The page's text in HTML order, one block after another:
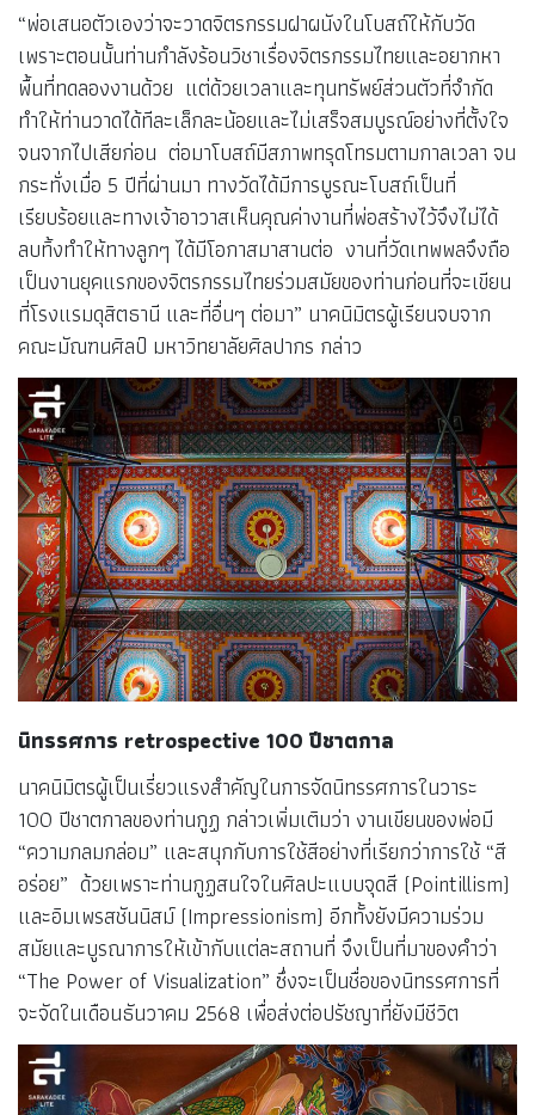
“พ่อเสนอตัวเองว่าจะวาดจิตรกรรมฝาผนังในโบสถ์ให้กับวัด
เพราะตอนนั้นท่านกำลังร้อนวิชาเรื่องจิตรกรรมไทยและอยากหา
พื้นที่ทดลองงานด้วย แต่ด้วยเวลาและทุนทรัพย์ส่วนตัวที่จำกัด
ทำให้ท่านวาดได้ทีละเล็กละน้อยและไม่เสร็จสมบูรณ์อย่างที่ตั้งใจ
จนจากไปเสียก่อน ต่อมาโบสถ์มีสภาพทรุดโทรมตามกาลเวลา จน
กระทั่งเมื่อ 5 ปีที่ผ่านมา ทางวัดได้มีการบูรณะโบสถ์เป็นที่
เรียบร้อยและทางเจ้าอาวาสเห็นคุณค่างานที่พ่อสร้างไว้จึงไม่ได้
ลบทิ้งทำให้ทางลูกๆ ได้มีโอกาสมาสานต่อ งานที่วัดเทพพลจึงถือ
เป็นงานยุคแรกของจิตรกรรมไทยร่วมสมัยของท่านก่อนที่จะเขียน
ที่โรงแรมดุสิตธานี และที่อื่นๆ ต่อมา” นาคนิมิตรผู้เรียนจบจาก
คณะมัณฑนศิลป์ มหาวิทยาลัยศิลปากร กล่าว
นิทรรศการ retrospective 100 ปีชาตกาล
นาคนิมิตรผู้เป็นเรี่ยวแรงสำคัญในการจัดนิทรรศการในวาระ
100 ปีชาตกาลของท่านกูฏ กล่าวเพิ่มเติมว่า งานเขียนของพ่อมี
“ความกลมกล่อม” และสนุกกับการใช้สีอย่างที่เรียกว่าการใช้ “สี
อร่อย” ด้วยเพราะท่านกูฏสนใจในศิลปะแบบจุดสี (Pointillism)
และอิมเพรสชันนิสม์ (Impressionism) อีกทั้งยังมีความร่วม
สมัยและบูรณาการให้เข้ากับแต่ละสถานที่ จึงเป็นที่มาของคำว่า
“The Power of Visualization” ซึ่งจะเป็นชื่อของนิทรรศการที่
จะจัดในเดือนธันวาคม 2568 เพื่อส่งต่อปรัชญาที่ยังมีชีวิต